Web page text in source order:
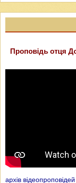
Проповідь отця
архів відеопроповідей